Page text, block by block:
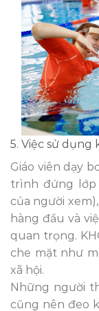
5. Việc sử dụng
Giáo viên dạy
trình đứng lớp
của người
hàng đầu và
quan trọng.
che mặt như
xã hội.
Những người
cũng nên đeo